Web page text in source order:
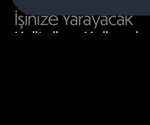
İşinize Yarayacak
Kaliteli ve Kullanışlı